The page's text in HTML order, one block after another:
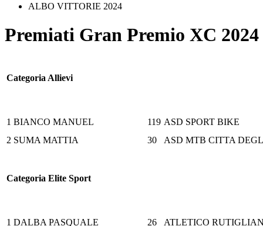
ALBO VITTORIE 2024
Premiati Gran Premio XC 2024
Categoria Allievi
1 BIANCO MANUEL 119 ASD SPORT BIKE
2 SUMA MATTIA 30 ASD MTB CITTA
Categoria Elite Sport
1 DALBA PASQUALE 26 ATLETICO